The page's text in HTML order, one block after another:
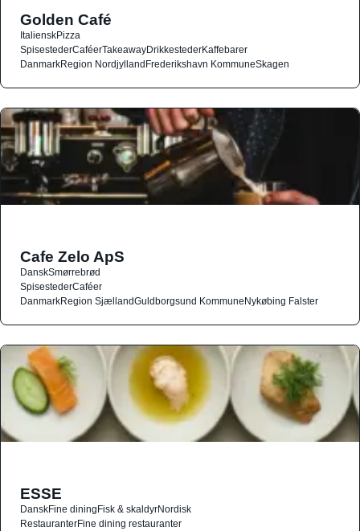
Golden Café
ItalienskPizza
SpisestederCaféerTakeawayDrikkestederKaffebarer
DanmarkRegion NordjyllandFrederikshavn KommuneSkagen
Cafe Zelo ApS
DanskSmørrebrød
SpisestederCaféer
DanmarkRegion SjællandGuldborgsund KommuneNykøbing Falster
ESSE
DanskFine diningFisk & skaldyrNordisk
RestauranterFine dining restauranter